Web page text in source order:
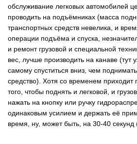
обслуживание легковых автомобилей
проводить на подъёмниках (масса
транспортных средств невелика, и
операции подъёма и спуска,
и ремонт грузовой и специальной
вес, лучше производить на канаве (тут
самому спуститься вниз, чем
средство). Хотя со временем приходит
того, чтобы поднять и легковой, и
нажать на кнопку или ручку
одинаковым усилием и держать её
время, ну, может быть, на 30-40 секунд